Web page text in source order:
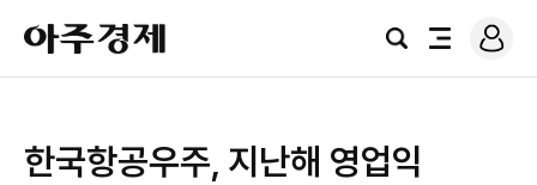
아
주
경
검
전
로
그
한국항공우주, 지난해 영업익